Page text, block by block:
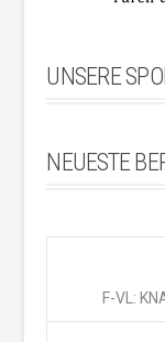
UNSERE
NEUESTE
F-VL: